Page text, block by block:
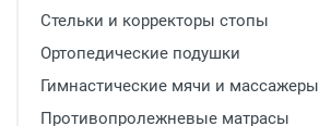
Медицинская мебель
Лабораторное оборудование
Стельки и корректоры стопы
Ортопедические подушки
Гимнастические мячи и массажеры
Противопролежневые матрасы